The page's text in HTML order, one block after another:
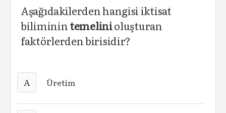
Aşağıdakilerden hangisi iktisat
biliminintemelinioluşturan
faktörlerden birisidir?
A Üretim